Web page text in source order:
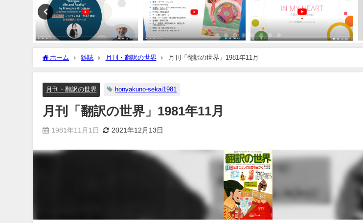
ホーム 雑誌 月刊・翻訳の世界 月刊「翻訳の世界」1981年11月
月刊・翻訳の世界 honyakuno-sekai1981
月刊「翻訳の世界」1981年11月
1981年11月1日 2021年12月13日